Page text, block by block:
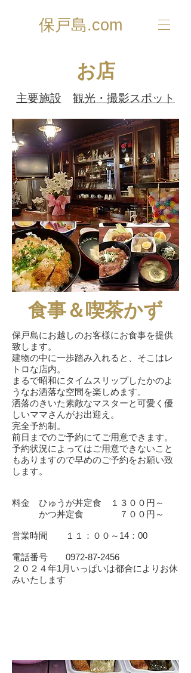
保戸島.com
お店
主要施設 観光・撮影スポット
食事＆喫茶かず
保戸島にお越しのお客様にお食事を提供
致します。
建物の中に一歩踏み入れると、そこはレ
トロな店内。
まるで昭和にタイムスリップしたかのよ
うなお洒落な空間を楽しめます。
​洒落のきいた素敵なマスターと可愛く優
しいママさんがお出迎え。
完全予約制。
前日までのご予約にてご用意できます。
予約状況によってはご用意できないこと
もありますので​早めのご予約をお願い致
します。
料金 ひゅうが丼定食 １３００円～
かつ丼定食 ７００円～
営業時間 １１：００～14：00
​電話番号
0972-87-2456
​２０２４年1月いっぱいは都合によりお休
みいたします